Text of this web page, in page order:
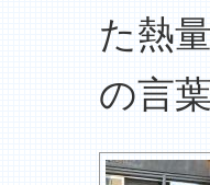
た熱
の言